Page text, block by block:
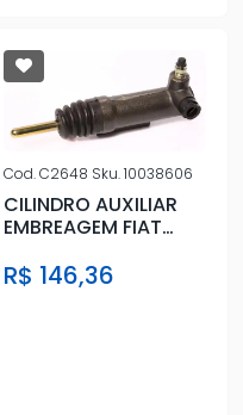
Cod.C2648 Sku.10038606
CILINDRO AUXILIAR
EMBREAGEM FIAT
FIRE
R$ 146,36